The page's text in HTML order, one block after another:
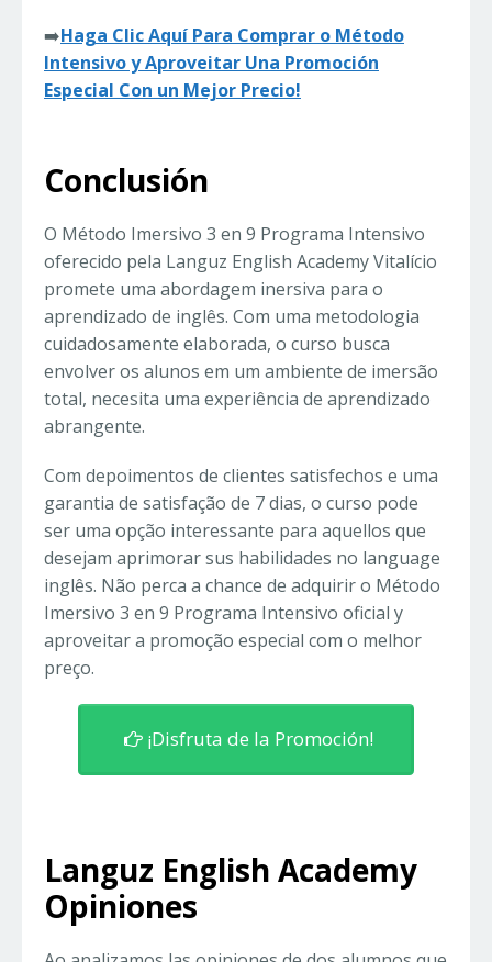
➡️Haga Clic Aquí Para Comprar o Método
Intensivo y Aproveitar Una Promoción
Especial Con un Mejor Precio!
Conclusión
O Método Imersivo 3 en 9 Programa Intensivo
oferecido pela Languz English Academy Vitalício
promete uma abordagem inersiva para o
aprendizado de inglês. Com uma metodologia
cuidadosamente elaborada, o curso busca
envolver os alunos em um ambiente de imersão
total, necesita uma experiência de aprendizado
abrangente.
Com depoimentos de clientes satisfechos e uma
garantia de satisfação de 7 dias, o curso pode
ser uma opção interessante para aquellos que
desejam aprimorar sus habilidades no language
inglês. Não perca a chance de adquirir o Método
Imersivo 3 en 9 Programa Intensivo oficial y
aproveitar a promoção especial com o melhor
preço.
¡Disfruta de la Promoción!
Languz English Academy
Opiniones